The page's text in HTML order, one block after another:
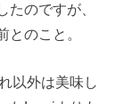
たのですが、
のこと。
以外は美味し